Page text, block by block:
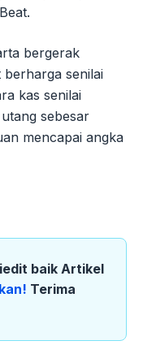
bergerak
berharga senilai
kas senilai
sebesar
mencapai angka
baik Artikel
Terima